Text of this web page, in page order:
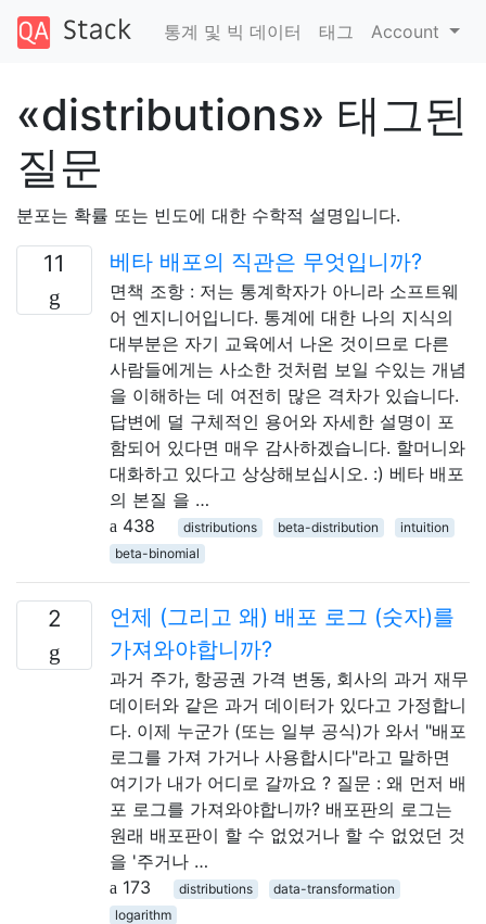
통계 및 빅 데이터 태그 Account
«distributions» 태그된
질문
분포는 확률 또는 빈도에 대한 수학적 설명입니다.
11 베타 배포의 직관은 무엇입니까?
면책 조항 : 저는 통계학자가 아니라 소프트웨
어 엔지니어입니다. 통계에 대한 나의 지식의
대부분은 자기 교육에서 나온 것이므로 다른
사람들에게는 사소한 것처럼 보일 수있는 개념
을 이해하는 데 여전히 많은 격차가 있습니다.
답변에 덜 구체적인 용어와 자세한 설명이 포
함되어 있다면 매우 감사하겠습니다. 할머니와
대화하고 있다고 상상해보십시오. :) 베타 배포
의 본질 을 …
438
distributions beta-distribution
intuition
beta-binomial
2
언제 (그리고 왜) 배포 로그 (숫자)를
가져와야합니까?
과거 주가, 항공권 가격 변동, 회사의 과거 재무
데이터와 같은 과거 데이터가 있다고 가정합니
다. 이제 누군가 (또는 일부 공식)가 와서 "배포
로그를 가져 가거나 사용합시다"라고 말하면
여기가 내가 어디로 갈까요 ? 질문 : 왜 먼저 배
포 로그를 가져와야합니까? 배포판의 로그는
원래 배포판이 할 수 없었거나 할 수 없었던 것
을 '주거나 …
173
distributions
data-transformation
logarithm